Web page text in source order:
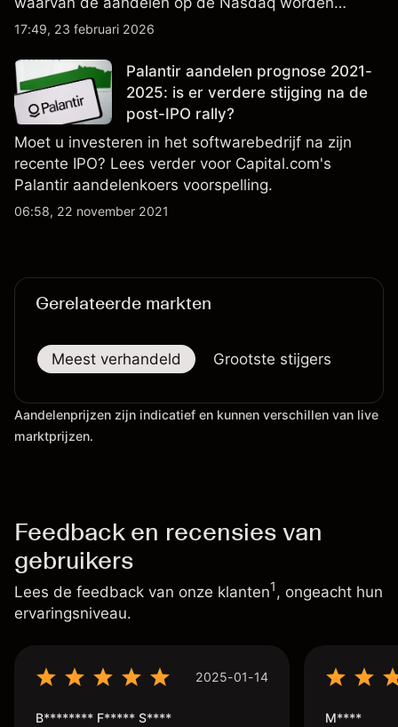
verhandeld en nauwlettend worden gevolgd op
ontwikkelingen in technologie en productie.
17:49, 23 februari 2026
Palantir aandelen prognose 2021-
2025: is er verdere stijging na de
post-IPO rally?
Moet u investeren in het softwarebedrijf na zijn
recente IPO? Lees verder voor Capital.com's
Palantir aandelenkoers voorspelling.
06:58, 22 november 2021
Gerelateerde markten
Meest verhandeld Grootste stijgers
Aandelenprijzen zijn indicatief en kunnen verschillen van live
marktprijzen.
Feedback en recensies van
gebruikers
Lees de feedback van onze klanten1, ongeacht hun
ervaringsniveau.
2025-01-14
B******** F***** S**** M****